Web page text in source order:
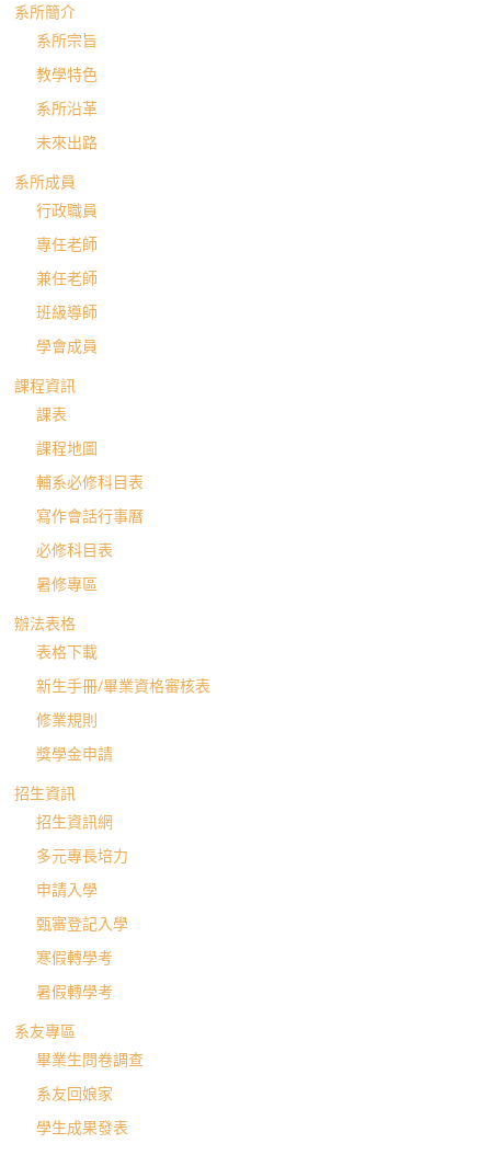
系所簡介
系所宗旨
教學特色
系所沿革
未來出路
系所成員
行政職員
專任老師
兼任老師
班級導師
學會成員
課程資訊
課表
課程地圖
輔系必修科目表
寫作會話行事曆
必修科目表
暑修專區
辦法表格
表格下載
新生手冊/畢業資格審核表
修業規則
獎學金申請
招生資訊
招生資訊網
多元專長培力
申請入學
甄審登記入學
寒假轉學考
暑假轉學考
系友專區
畢業生問卷調查
系友回娘家
學生成果發表